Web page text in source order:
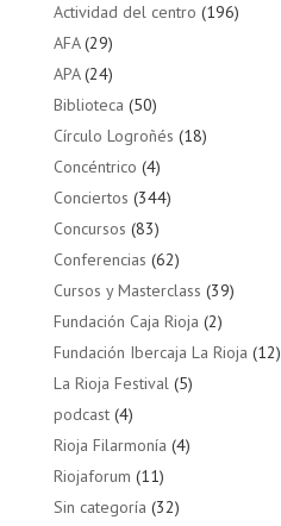
Actividad del centro (196)
AFA(29)
APA(24)
Biblioteca (50)
Círculo Logroñés (18)
Concéntrico (4)
Conciertos (344)
Concursos (83)
Conferencias (62)
Cursos y Masterclass (39)
Fundación Caja Rioja (2)
Fundación Ibercaja La Rioja (12)
La Rioja Festival(5)
podcast(4)
Rioja Filarmonía (4)
Riojaforum (11)
Sin categoría (32)